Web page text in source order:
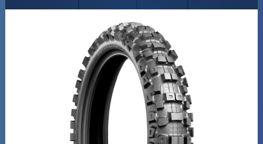
Crossipyörän osat
Moottoripyörän osat
Moottorikelkan osat
Mopoauton osat
Mönkijän osat